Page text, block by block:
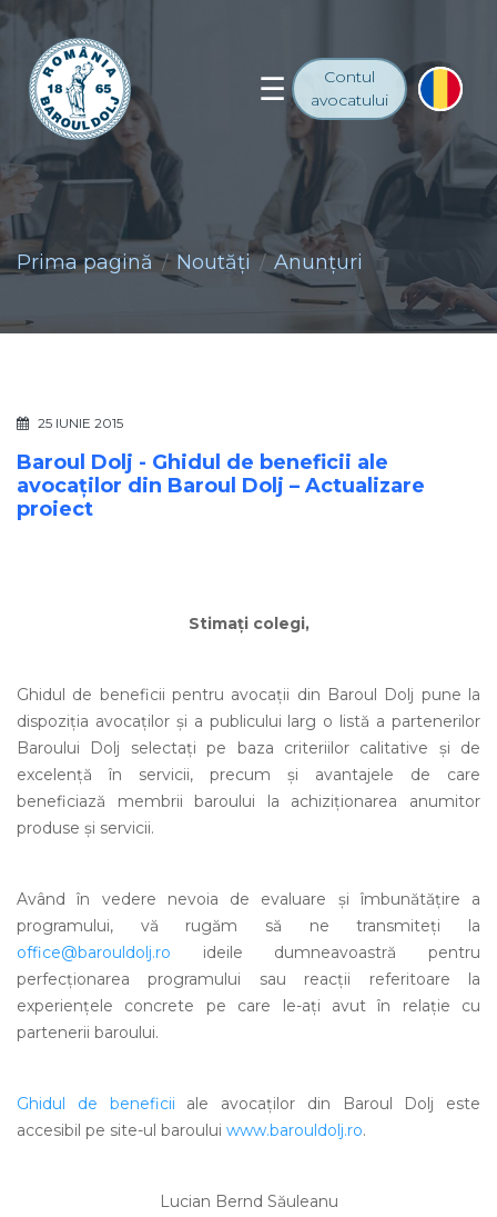
Contul
avocatului
Prima pagină Noutăţi Anunţuri
25 IUNIE 2015
Baroul Dolj - Ghidul de beneficii ale
avocaților din Baroul Dolj – Actualizare
proiect
Stimați colegi,
Ghidul de beneficii pentru avocaţii din Baroul Dolj pune la
dispoziţia avocaţilor şi a publicului larg o listă a partenerilor
Baroului Dolj selectaţi pe baza criteriilor calitative şi de
excelenţă în servicii, precum și avantajele de care
beneficiază membrii baroului la achiziţionarea anumitor
produse şi servicii.
Având în vedere nevoia de evaluare și îmbunătățire a
programului, vă rugăm să ne transmiteți la
office@barouldolj.ro ideile dumneavoastră pentru
perfecționarea programului sau reacții referitoare la
experiențele concrete pe care le-ați avut în relație cu
partenerii baroului.
Ghidul de beneficii ale avocaților din Baroul Dolj este
accesibil pe site-ul baroului www.barouldolj.ro.
Lucian Bernd Săuleanu